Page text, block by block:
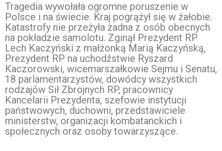
Tragedia wywołała ogromne poruszenie w
Polsce i na świecie. Kraj pogrążył się w żałobie.
Katastrofy nie przeżyła żadna z osób obecnych
na pokładzie samolotu. Zginął Prezydent RP
Lech Kaczyński z małżonką Marią Kaczyńską,
Prezydent RP na uchodźstwie Ryszard
Kaczorowski, wicemarszałkowie Sejmu i Senatu,
18 parlamentarzystów, dowódcy wszystkich
rodzajów Sił Zbrojnych RP, pracownicy
Kancelarii Prezydenta, szefowie instytucji
państwowych, duchowni, przedstawiciele
ministerstw, organizacji kombatanckich i
społecznych oraz osoby towarzyszące.